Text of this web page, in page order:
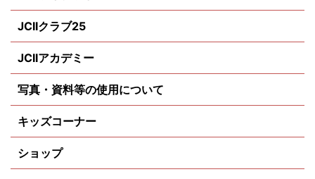
JCIIクラブ25
JCIIアカデミー
写真・資料等の使用について
キッズコーナー
ショップ